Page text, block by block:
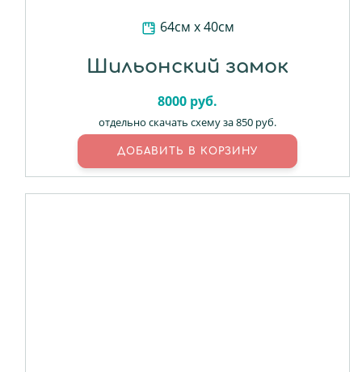
64см х 40см
Шильонский замок
8000 руб.
отдельно скачать схему за 850 руб.